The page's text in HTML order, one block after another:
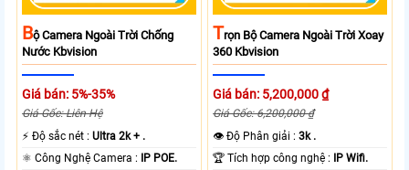
BỘ Camera Ngoài Trời Chống
Nước Kbvision
Giá bán: 5%-35%
Giá Gốc: Liên Hệ
️⚡ Độ sắc nét :Ultra 2k + .
⚛️ Công Nghệ Camera : IP POE.
TRọn Bộ Camera Ngoài Trời Xoay
360 Kbvision
Giá bán: 5,200,000 ₫
Giá Gốc: 6,200,000 ₫
👁 Độ Phân giải :3k .
🏆 Tích hợp công nghệ : IP Wifi.